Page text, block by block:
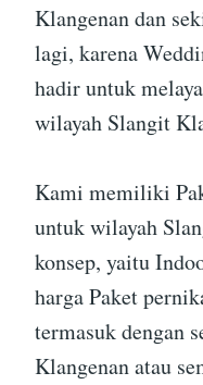
Klangenan dan
lagi, karena
hadir untuk
wilayah Slangit
Kami memiliki
untuk wilayah
konsep, yaitu
harga Paket
termasuk dengan
Klangenan atau